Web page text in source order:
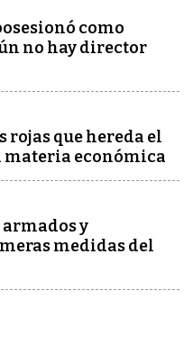
como
no hay director
rojas que hereda el
materia económica
y
medidas del